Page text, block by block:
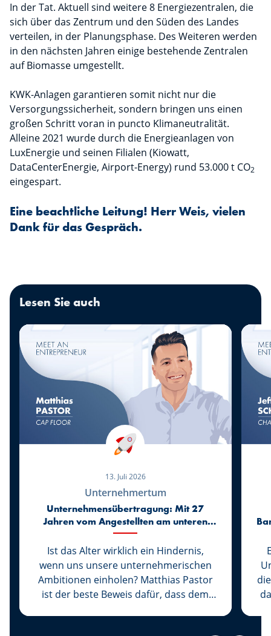
In der Tat. Aktuell sind weitere 8 Energiezentralen, die
sich über das Zentrum und den Süden des Landes
verteilen, in der Planungsphase. Des Weiteren werden
in den nächsten Jahren einige bestehende Zentralen
auf Biomasse umgestellt.
KWK-Anlagen garantieren somit nicht nur die
Versorgungssicherheit, sondern bringen uns einen
großen Schritt voran in puncto Klimaneutralität.
Alleine 2021 wurde durch die Energieanlagen von
LuxEnergie und seinen Filialen (Kiowatt,
DataCenterEnergie, Airport-Energy) rund 53.000 t CO2
eingespart.
Eine beachtliche Leitung! Herr Weis, vielen
Dank für das Gespräch.
Lesen Sie auch
13. Juli 2026
Unternehmertum
Unternehmensübertragung: Mit 27
Jahren vom Angestellten am unteren
Ende der Karriereleiter zum
Geschäftsführer von Cap Floor
Ist das Alter wirklich ein Hindernis,
wenn uns unsere unternehmerischen
Ambitionen einholen? Matthias Pastor
ist der beste Beweis dafür, dass dem